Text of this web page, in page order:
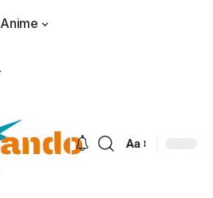
Anime
Aa